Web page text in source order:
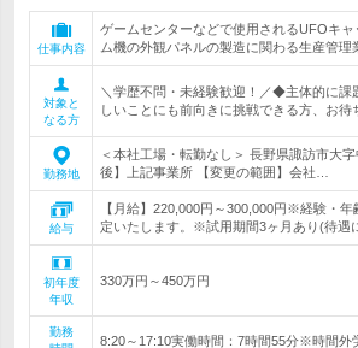
仕事内容
ゲームセンターなどで使用されるUFOキ
ム機の外観パネルの製造に関わる生産管理
対象と
なる方
＼学歴不問・未経験歓迎！／◆主体的に課
しいことにも前向きに挑戦できる方、お待
勤務地
＜本社工場・転勤なし＞ 長野県諏訪市大
後】上記事業所 【変更の範囲】会社…
給与
【月給】220,000円～300,000円※経験・
定いたします。※試用期間3ヶ月あり(待遇
初年度
年収
330万円～450万円
勤務
8:20～17:10実働時間：7時間55分※時間外